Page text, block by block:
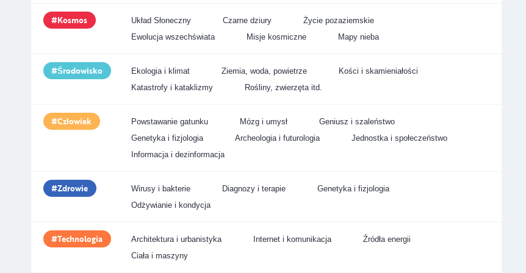
Kosmos Układ Słoneczny Czarne dziury
Życie pozaziemskie
Ewolucja wszechświata
Misje kosmiczne Mapy nieba
Środowisko Ekologia i klimat Ziemia, woda, powietrze
Kości i skamieniałości
Katastrofy i kataklizmy
Rośliny, zwierzęta itd.
Człowiek Powstawanie gatunku Mózg i umysł
Geniusz i szaleństwo
Genetyka i fizjologia
Archeologia i futurologia
Jednostka i społeczeństwo
Informacja i dezinformacja
Zdrowie Wirusy i bakterie Diagnozy i terapie
Genetyka i fizjologia
Odżywianie i kondycja
Technologia Architektura i urbanistyka Internet i komunikacja
Źródła energii
Ciała i maszyny